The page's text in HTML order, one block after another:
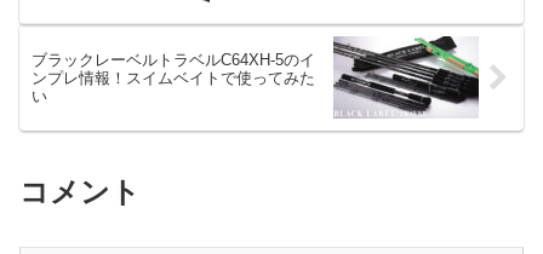
ブラックレーベルトラベルC64XH-5のイ
ンプレ情報！スイムベイトで使ってみた
い
コメント